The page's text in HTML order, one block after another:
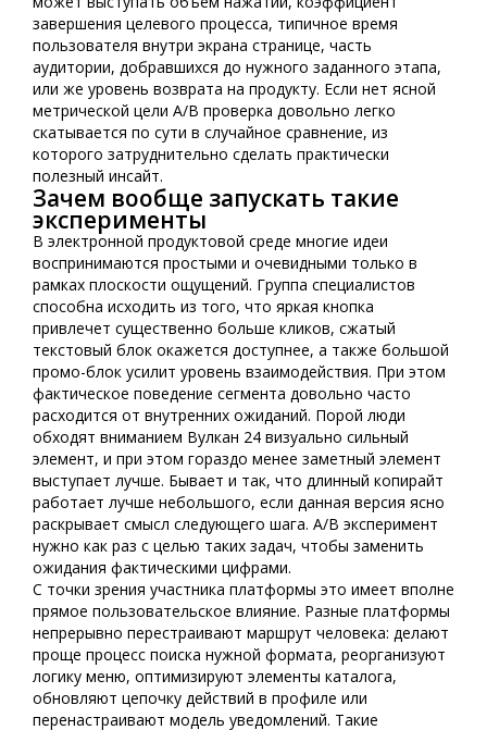
завершения целевого процесса, типичное время
пользователя внутри экрана странице, часть
аудитории, добравшихся до нужного заданного этапа,
или же уровень возврата на продукту. Если нет ясной
метрической цели A/B проверка довольно легко
скатывается по сути в случайное сравнение, из
которого затруднительно сделать практически
полезный инсайт.
Зачем вообще запускать такие
эксперименты
В электронной продуктовой среде многие идеи
воспринимаются простыми и очевидными только в
рамках плоскости ощущений. Группа специалистов
способна исходить из того, что яркая кнопка
привлечет существенно больше кликов, сжатый
текстовый блок окажется доступнее, а также большой
промо-блок усилит уровень взаимодействия. При этом
фактическое поведение сегмента довольно часто
расходится от внутренних ожиданий. Порой люди
обходят вниманием Вулкан 24 визуально сильный
элемент, и при этом гораздо менее заметный элемент
выступает лучше. Бывает и так, что длинный копирайт
работает лучше небольшого, если данная версия ясно
раскрывает смысл следующего шага. A/B эксперимент
нужно как раз с целью таких задач, чтобы заменить
ожидания фактическими цифрами.
С точки зрения участника платформы это имеет вполне
прямое пользовательское влияние. Разные платформы
непрерывно перестраивают маршрут человека: делают
проще процесс поиска нужной формата, реорганизуют
логику меню, оптимизируют элементы каталога,
обновляют цепочку действий в профиле или
перенастраивают модель уведомлений. Такие